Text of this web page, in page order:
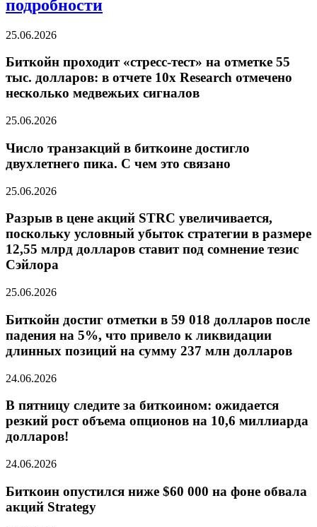
подробности
25.06.2026
Биткойн проходит «стресс-тест» на отметке 55
тыс. долларов: в отчете 10x Research отмечено
несколько медвежьих сигналов
25.06.2026
Число транзакций в биткоине достигло
двухлетнего пика. С чем это связано
25.06.2026
Разрыв в цене акций STRC увеличивается,
поскольку условный убыток стратегии в размере
12,55 млрд долларов ставит под сомнение тезис
Сэйлора
25.06.2026
Биткойн достиг отметки в 59 018 долларов после
падения на 5%, что привело к ликвидации
длинных позиций на сумму 237 млн долларов
24.06.2026
В пятницу следите за биткоином: ожидается
резкий рост объема опционов на 10,6 миллиарда
долларов!
24.06.2026
Биткоин опустился ниже $60 000 на фоне обвала
акций Strategy